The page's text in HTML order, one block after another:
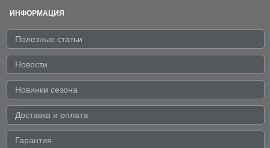
ИНФОРМАЦИЯ
Полезные статьи
Новости
Новинки сезона
Доставка и оплата
Гарантия